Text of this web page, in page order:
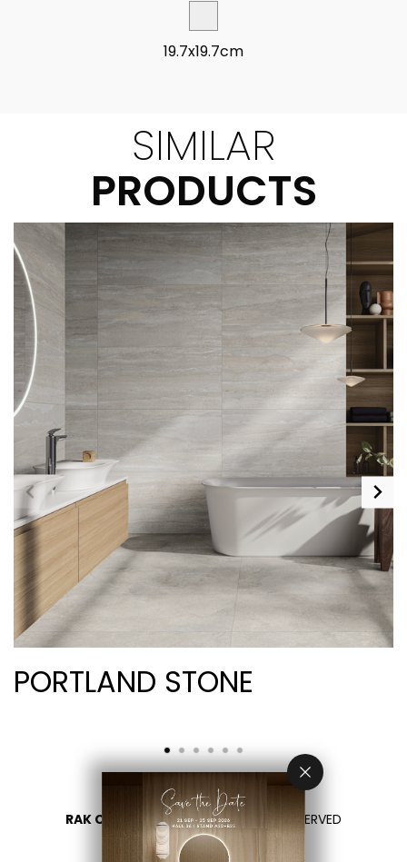
19.7x19.7cm
SIMILAR
PRODUCTS
PORTLAND STONE
RAK CERAMICS 2026- ALL RIGHTS RESERVED
PRIVACY